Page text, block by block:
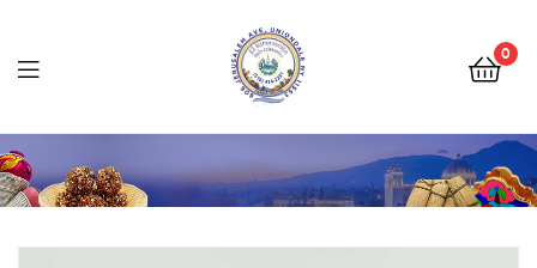
Tienda
Salvadoreña
Online
0
Salvadoreña
Online